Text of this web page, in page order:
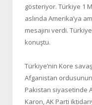
gösteriyor. Türkiye 1
aslında Amerika’ya
mesajını verdi.
konuştu.
Türkiye’nin Kore
Afganistan ordusunun
Pakistan siyasetinde
Karon, AK Parti